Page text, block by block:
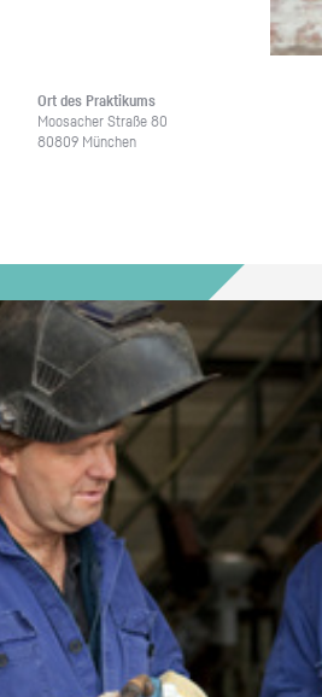
Ort des Prak­ti­kums
Moo­sa­cher Stra­ße 80
80809 Mün­chen